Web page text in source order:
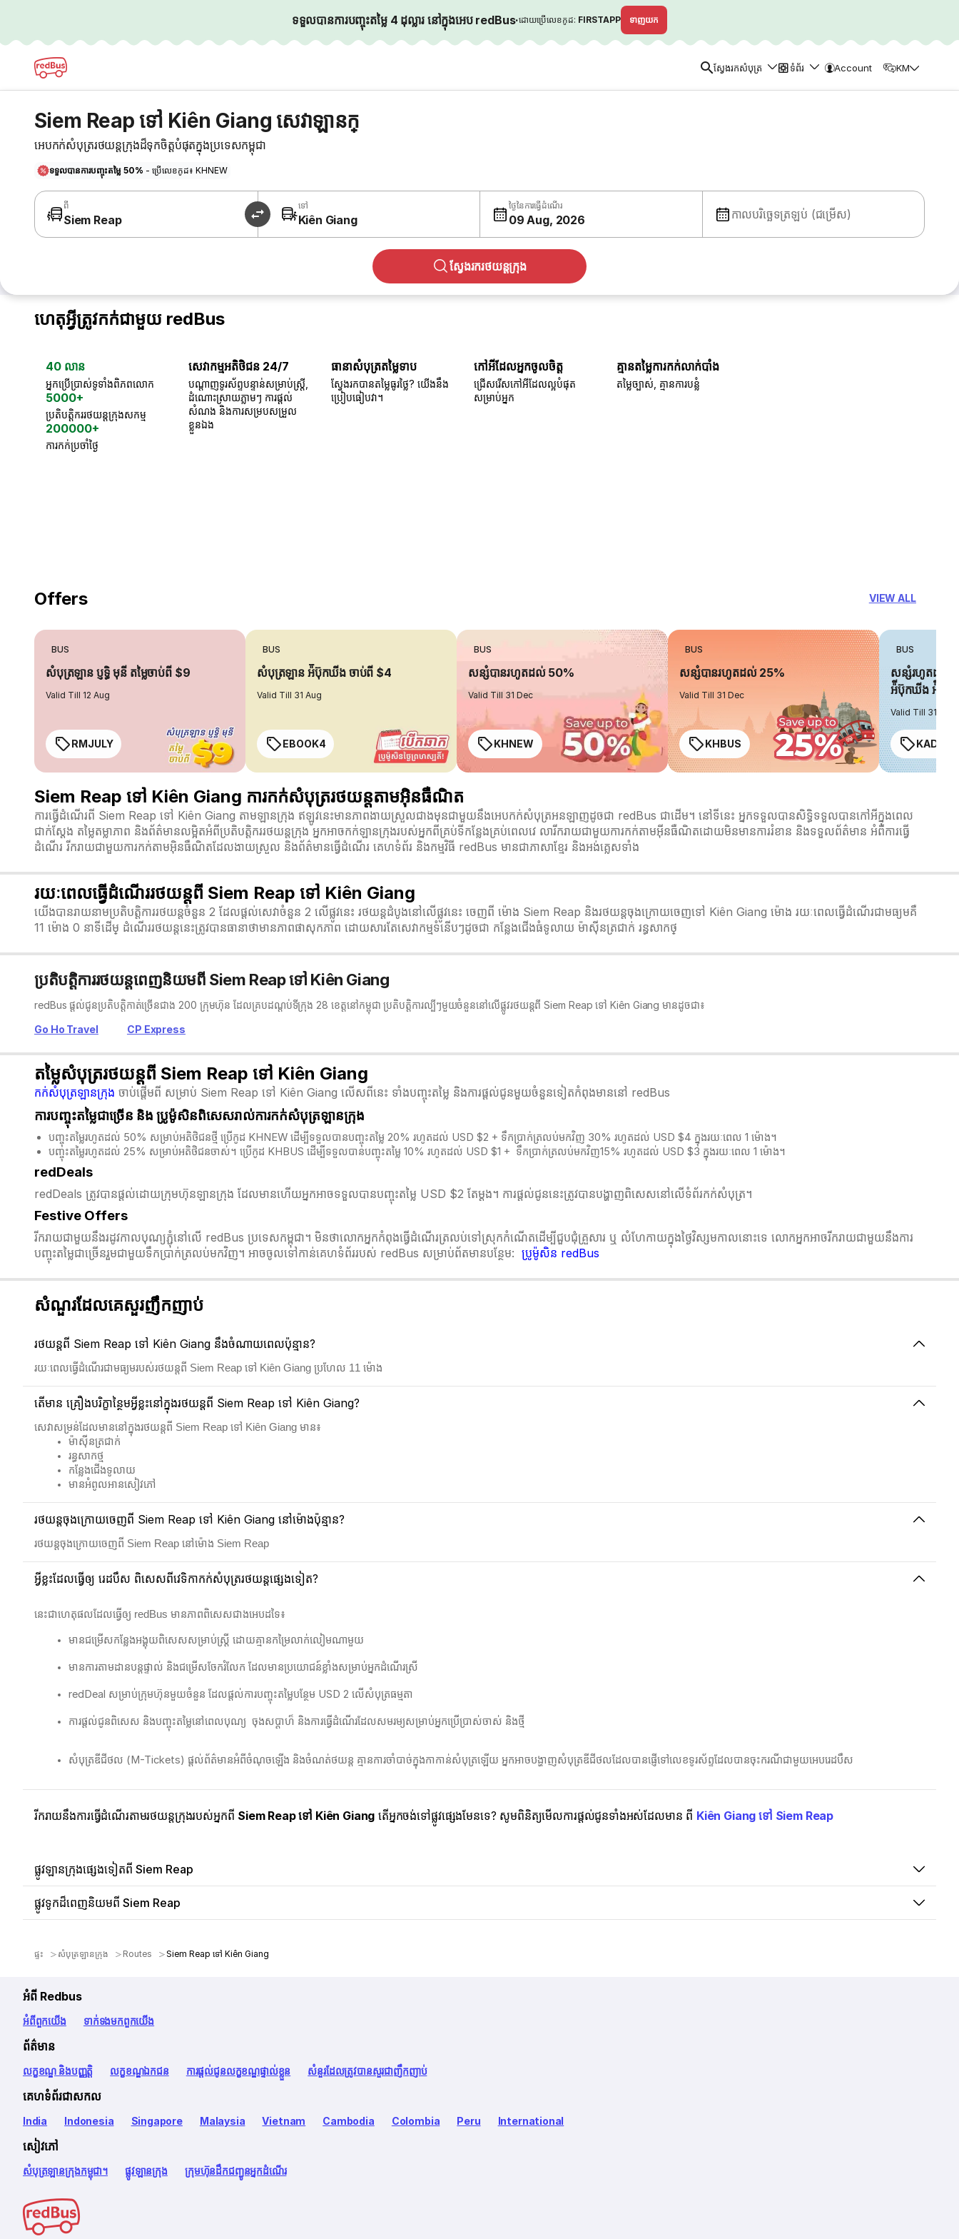
ទទួលបានការបញ្ចុះតម្លៃ 4 ដុល្លារ នៅក្នុងអេប redBus·ដោយប្រើលេខកូដ: FIRSTAPP ទាញយក
ស្វែងរកសំបុត្រ ទំព័រ Account KM
Siem Reap ទៅ Kiên Giang សេវាឡានក្
អេបកក់សំបុត្ររថយន្តក្រុងដ៏ទុកចិត្តបំផុតក្នុងប្រទេសកម្ពុជា
ទទួលបានការបញ្ចុះតម្លៃ 50% - ប្រើលេខកូដ៖ KHNEW
ពី
Siem Reap
ទៅ
Kiên Giang
ថ្ងៃនៃការធ្វើដំណើរ
09 Aug, 2026 កាលបរិច្ឆេទត្រឡប់ (ជម្រើស)
ស្វែងរករថយន្តក្រុង
ហេតុអ្វីត្រូវកក់ជាមួយ redBus
40 លាន
អ្នកប្រើប្រាស់ទូទាំងពិភពលោក
5000+
ប្រតិបត្តិកររថយន្តក្រុងសកម្ម
200000+
ការកក់ប្រចាំថ្ងៃ
សេវាកម្មអតិថិជន 24/7
បណ្តាញទូរស័ព្ទបន្ទាន់សម្រាប់ស្ត្រី,
ដំណោះស្រាយភ្លាមៗ ការផ្តល់
សំណង និងការសម្របសម្រួល
ខ្លួនឯង
ធានាសំបុត្រតម្លៃទាប
ស្វែងរកបានតម្លៃធូរថ្លៃ? យើងនឹង
ប្រៀបធៀបវា។
កៅអីដែលអ្នកចូលចិត្ត
ជ្រើសរើសកៅអីដែលល្អបំផុត
សម្រាប់អ្នក
គ្មានតម្លៃការកក់លាក់បាំង
តម្លៃច្បាស់, គ្មានការបន្លំ
Offers VIEW ALL
BUS
សំបុត្រឡាន ប្ញទ្ធិ មុនី តម្លៃចាប់ពី $9
Valid Till 12 Aug
RMJULY
BUS
សំបុត្រឡាន អ៉ីប៊ុកឃីង ចាប់ពី $4
Valid Till 31 Aug
EBOOK4
BUS
សន្សំបានរហូតដល់ 50%
Valid Till 31 Dec
KHNEW
BUS
សន្សំបានរហូតដល់ 25%
Valid Till 31 Dec
KHBUS
BUS
សន្សំរហូតដល់
អ៉ីប៊ុកឃីង អ៉ិចប្
Valid Till 31 Dec
KADO20
Siem Reap ទៅ Kiên Giang ការកក់សំបុត្ររថយន្តតាមអ៊ិនធឺណិត
ការធ្វើដំណើរពី Siem Reap ទៅ Kiên Giang តាមឡានក្រុង ឥឡូវនេះមានភាពងាយស្រួលជាងមុនជាមួយនឹងអេបកក់សំបុត្រអនឡាញដូចជា redBus ជាដើម។ នៅទីនេះ អ្នកទទួលបានសិទ្ធិទទួលបានកៅអីក្នុងពេល
ជាក់ស្តែង តម្លៃតម្លាភាព និងព័ត៌មានលម្អិតអំពីប្រតិបត្តិកររថយន្តក្រុង អ្នកអាចកក់ឡានក្រុងរបស់អ្នកពីគ្រប់ទីកន្លែងគ្រប់ពេលវេ លារីករាយជាមួយការកក់តាមអ៊ីនធឺណិតដោយមិនមានការរំខាន និងទទួលព័ត៌មាន អំពីការធ្វើ
ដំណើរ រីករាយជាមួយការកក់តាមអ៊ិនធឺណិតដែលងាយស្រួល និងព័ត៌មានធ្វើដំណើរ គេហទំព័រ និងកម្មវិធី redBus មានជាភាសាខ្មែរ និងអង់គ្លេសទាំង
រយៈពេលធ្វើដំណើររថយន្តពី Siem Reap ទៅ Kiên Giang
យើងបានរាយនាមប្រតិបត្តិការរថយន្តចំនួន 2 ដែលផ្តល់សេវាចំនួន 2 លើផ្លូវនេះ រថយន្តដំបូងនៅលើផ្លូវនេះ ចេញពី ម៉ោង Siem Reap និងរថយន្តចុងក្រោយចេញទៅ Kiên Giang ម៉ោង រយៈពេលធ្វើដំណើរជាមធ្យមគឺ
11 ម៉ោង 0 នាទី​ដើម្ ដំណើររថយន្តនេះត្រូវបានធានាថាមានភាពផាសុកភាព ដោយសារតែសេវាកម្មទំនើបៗដូចជា កន្លែងជើងធំទូលាយ ម៉ាស៊ីនត្រជាក់ រន្ធសាកថ្
ប្រតិបត្តិការរថយន្តពេញនិយមពី Siem Reap ទៅ Kiên Giang
redBus ផ្តល់ជូនប្រតិបត្តិកាត់ច្រើនជាង 200 ក្រុមហ៊ុន ដែលគ្របដណ្តប់ទីក្រុង 28 ខេត្តនៅកម្ពុជា ប្រតិបត្តិការល្បីៗមួយចំនួននៅលើផ្លូវរថយន្តពី Siem Reap ទៅ Kiên Giang មានដូចជា៖
Go Ho Travel
CP Express
តម្លៃសំបុត្ររថយន្តពី Siem Reap ទៅ Kiên Giang
កក់សំបុត្រឡានក្រុង ចាប់ផ្តើមពី សម្រាប់ Siem Reap ទៅ Kiên Giang លើសពីនេះ ទាំងបញ្ចុះតម្លៃ និងការផ្តល់ជូនមួយចំនួនទៀតកំពុងមាននៅ redBus
ការបញ្ចុះតម្លៃជាច្រើន និង​ ប្រូម៉ូសិនពិសេសរាល់ការកក់សំបុត្រឡានក្រុង
បញ្ចុះតម្លៃរហូតដល់ 50% សម្រាប់អតិថិជនថ្មី ប្រើកូដ KHNEW ដើម្បីទទួលបានបញ្ចុះតម្លៃ 20% រហូតដល់ USD $2 + ទឹកប្រាក់ត្រលប់មកវិញ 30% រហូតដល់ USD $4 ក្នុងរយៈពេល 1 ម៉ោង។
បញ្ចុះតម្លៃរហូតដល់ 25% សម្រាប់អតិថិជនចាស់។ ប្រើកូដ KHBUS ដើម្បីទទួលបានបញ្ចុះតម្លៃ 10% រហូតដល់ USD $1 + ទឹកប្រាក់ត្រលប់មកវិញ15% រហូតដល់ USD $3 ក្នុងរយៈពេល 1 ម៉ោង។
redDeals
redDeals ត្រូវបានផ្តល់ដោយក្រុមហ៊ុនឡានក្រុង ដែលមានហើយអ្នកអាចទទួលបានបញ្ចុះតម្លៃ USD $2 តែម្ដង។ ការផ្តល់ជូននេះត្រូវបានបង្ហាញពិសេសនៅលើទំព័រកក់សំបុត្រ។​​
Festive Offers
រីករាយជាមួយនឹងរដូវកាលបុណ្យភ្ជុំ​នៅលើ redBus ប្រទេសកម្ពុជា។ មិនថាលោកអ្នកកំពុងធ្វើដំណើរត្រលប់ទៅស្រុកកំណើតដើម្បីជួបជុំគ្រួសារ ឬ លំហែកាយក្នុងថ្ងៃវិស្សមកាលនោះទេ លោកអ្នកអាចរីករាយជាមួយនឹងការ
បញ្ចុះតម្លៃជាច្រើនរួមជាមួយទឹកប្រាក់ត្រលប់មកវិញ។ អាចចូលទៅកាន់គេហទំព័ររបស់ redBus សម្រាប់ព័តមានបន្ថែម: ប្រូម៉ូសិន redBus
សំណួរដែលគេសួរញឹកញាប់
រថយន្តពី Siem Reap ទៅ Kiên Giang នឹងចំណាយពេលប៉ុន្មាន?
រយៈពេលធ្វើដំណើរជាមធ្យមរបស់រថយន្តពី Siem Reap ទៅ Kiên Giang ប្រហែល 11 ម៉ោង
តើមាន គ្រឿងបរិក្ខាន្ថៃមអ្វីខ្លះនៅក្នុងរថយន្តពី Siem Reap ទៅ Kiên Giang?
សេវាសម្រន់ដែលមាននៅក្នុងរថយន្តពី Siem Reap ទៅ Kiên Giang មាន៖
ម៉ាស៊ីនត្រជាក់
រន្ធសាកថ្ម
កន្លែងជើងទូលាយ
មានអំពូលអានសៀវភៅ
រថយន្តចុងក្រោយចេញពី Siem Reap ទៅ Kiên Giang នៅម៉ោងប៉ុន្មាន?
រថយន្តចុងក្រោយចេញពី Siem Reap នៅម៉ោង Siem Reap
អ្វីខ្លះដែលធ្វើឲ្យ រេដបឹស ពិសេសពីវេទិកាកក់សំបុត្ររថយន្តផ្សេងទៀត?
នេះជាហេតុផលដែលធ្វើឲ្យ redBus មានភាពពិសេសជាងអេបដទៃ៖
មានជម្រើសកន្លែងអង្គុយពិសេសសម្រាប់ស្ត្រី ដោយគ្មានកម្រៃលាក់លៀមណាមួយ
មានការតាមដានបន្តផ្ទាល់ និងជម្រើសចែករំលែក ដែលមានប្រយោជន៍ខ្លាំងសម្រាប់អ្នកដំណើរស្រី
redDeal សម្រាប់ក្រុមហ៊ុនមួយចំនួន ដែលផ្តល់ការបញ្ចុះតម្លៃបន្ថែម USD 2 លើសំបុត្រធម្មតា
ការផ្តល់ជូនពិសេស និងបញ្ចុះតម្លៃនៅពេលបុណ្យ ​ ចុងសប្ដាហ៏ និងការធ្វើដំណើរដែលសមរម្យសម្រាប់អ្នកប្រើប្រាស់ចាស់ និងថ្មី
សំបុត្រឌីជីថល (M-Tickets) ផ្តល់ព័ត៌មានអំពីចំណុចឡើង និងចំណត់ថយន្ត គ្មានការចាំបាច់ក្នុងកាកាន់សំបុត្រឡើយ​ អ្នកអាចបង្ហាញសំបុត្រឌីជីថលដែលបានផ្ញើទៅលេខទូរស័ព្ទដែលបានចុះករណីជាមួយអេបរេដបឹស
រីករាយនឹងការធ្វើដំណើរតាមរថយន្តក្រុងរបស់អ្នកពី Siem Reap ទៅ Kiên Giang តើអ្នកចង់ទៅផ្លូវផ្សេងមែនទេ? សូមពិនិត្យមើលការផ្តល់ជូនទាំងអស់ដែលមាន ពី Kiên Giang ទៅ Siem Reap
ផ្លូវឡានក្រុងផ្សេងទៀតពី Siem Reap
ផ្លូវទូកដ៏ពេញនិយមពី Siem Reap
ផ្ទះ សំបុត្រឡានក្រុង Routes Siem Reap ទៅ Kiên Giang
អំពី Redbus
អំពី​ពួក​យើង ទាក់ទង​មក​ពួក​យើង
ព័ត៌មាន
លក្ខខណ្ឌ និងបញ្ញត្តិ លក្ខខណ្ឌឯកជន ការផ្តល់ជូនលក្ខខណ្ឌផ្ទាល់ខ្លួន សំនួរដែលត្រូវបានសួរជាញឹកញាប់
គេហទំព័រជាសកល
India Indonesia Singapore Malaysia Vietnam Cambodia Colombia Peru International
សៀវភៅ
សំបុត្រឡានក្រុងកម្ពុជា។ ផ្លូវឡានក្រុង ក្រុមហ៊ុនដឹកជញ្ជូនអ្នកដំណើរ